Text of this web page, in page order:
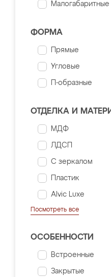
Малогабаритные
ФОРМА
Прямые
Угловые
П-образные
ОТДЕЛКА И
МДФ
ЛДСП
С зеркалом
Пластик
Alvic Luxe
Посмотреть все
ОСОБЕННОСТИ
Встроенные
Закрытые